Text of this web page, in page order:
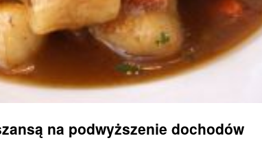
na podwyższenie dochodów